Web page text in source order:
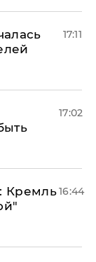
17:11
17:02
Кремль16:44